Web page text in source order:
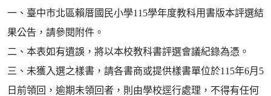
一、臺中市北區賴厝國民小學115學年度教科用書版本評選結
果公告，請參閱附件。
二、本表如有遺誤，將以本校教科書評選會議紀錄為憑。
三、未獲入選之樣書，請各書商或提供樣書單位於115年6月5
日前領回，逾期未領回者，則由學校逕行處理，不得有任何